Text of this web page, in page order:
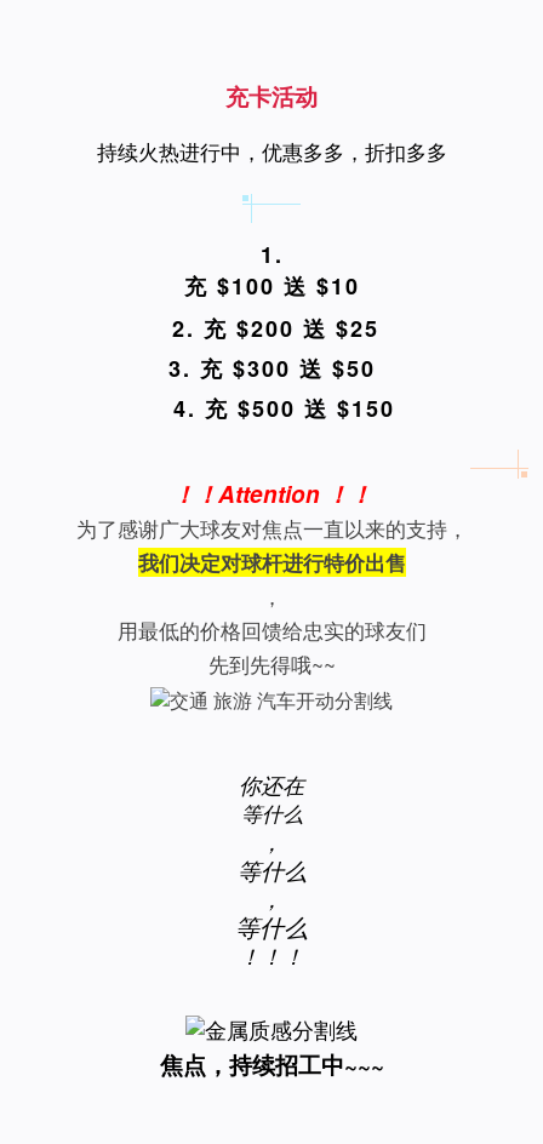
充卡活动
持续火热进行中，优惠多多，折扣多多
1.
充 $100 送 $10
2. 充 $200 送 $25
3. 充 $300 送 $50
4. 充 $500 送 $150
！！Attention ！！
为了感谢广大球友对焦点一直以来的支持，
我们决定对球杆进行特价出售
，
用最低的价格回馈给忠实的球友们
先到先得哦~~
你还在
等什么
，
等什么
，
等什么
！！！
焦点，持续招工中~~~